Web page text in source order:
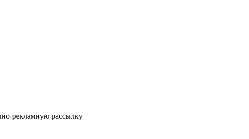
рекламную рассылку